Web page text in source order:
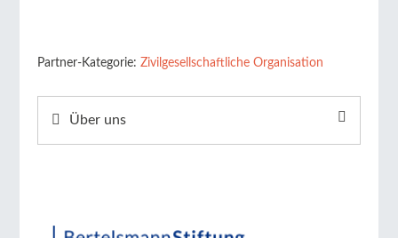
Partner-Kategorie:Zivilgesellschaftliche Organisation
Über uns